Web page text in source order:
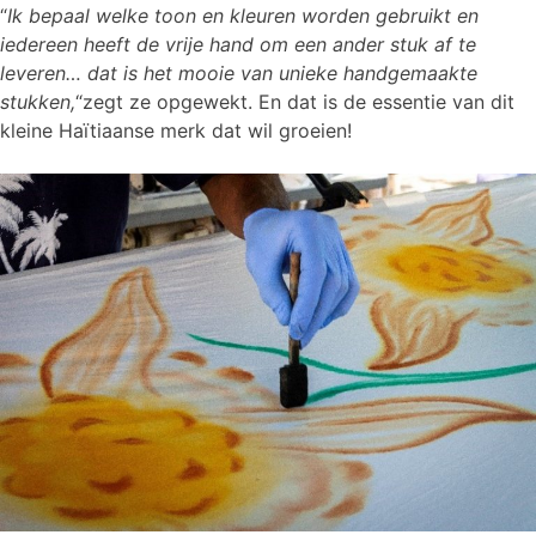
“Ik bepaal welke toon en kleuren worden gebruikt en
iedereen heeft de vrije hand om een ander stuk af te
leveren… dat is het mooie van unieke handgemaakte
stukken,“zegt ze opgewekt. En dat is de essentie van dit
kleine Haïtiaanse merk dat wil groeien!